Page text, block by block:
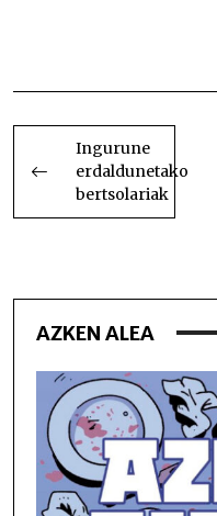
BIDALKETETAN
ZEHAR
NABIGATU
Ingurune
erdaldunetako
bertsolariak
AZKEN ALEA